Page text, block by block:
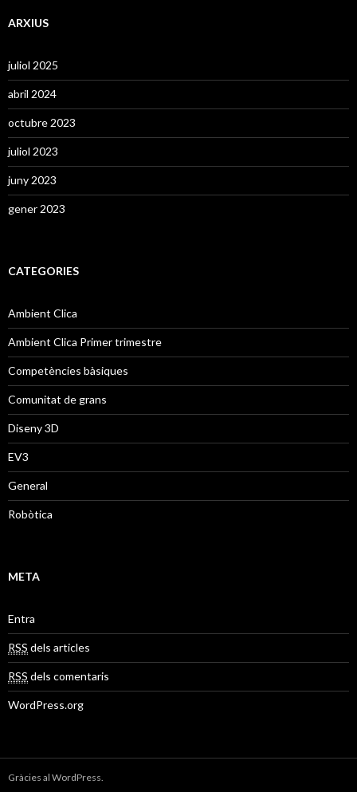
ARXIUS
juliol 2025
abril 2024
octubre 2023
juliol 2023
juny 2023
gener 2023
CATEGORIES
Ambient Clica
Ambient Clica Primer trimestre
Competències bàsiques
Comunitat de grans
Diseny 3D
EV3
General
Robòtica
META
Entra
RSS dels articles
RSS dels comentaris
WordPress.org
Gràcies al WordPress.